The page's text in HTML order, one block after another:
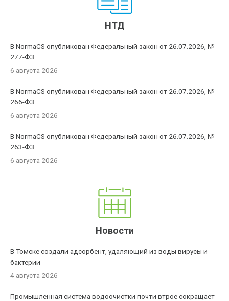
НТД
В NormaCS опубликован Федеральный закон от 26.07.2026, №
277-ФЗ
6 августа 2026
В NormaCS опубликован Федеральный закон от 26.07.2026, №
266-ФЗ
6 августа 2026
В NormaCS опубликован Федеральный закон от 26.07.2026, №
263-ФЗ
6 августа 2026
Новости
В Томске создали адсорбент, удаляющий из воды вирусы и
бактерии
4 августа 2026
Промышленная система водоочистки почти втрое сокращает